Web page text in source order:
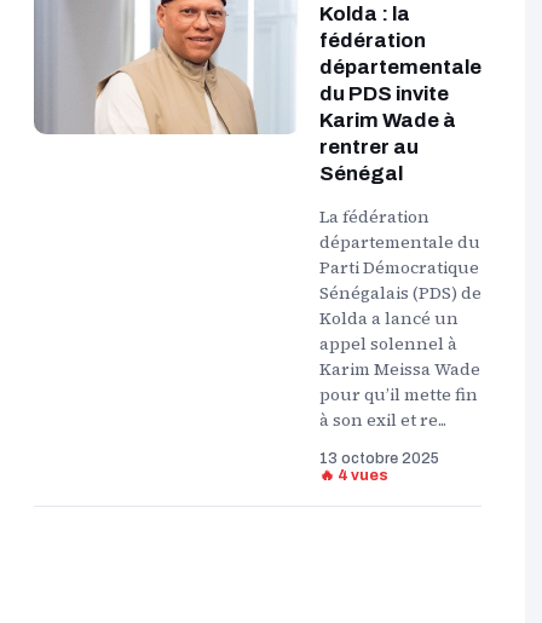
Kolda : la
fédération
départementale
du PDS invite
Karim Wade à
rentrer au
Sénégal
La fédération
départementale du
Parti Démocratique
Sénégalais (PDS) de
Kolda a lancé un
appel solennel à
Karim Meissa Wade
pour qu’il mette fin
à son exil et re...
13 octobre 2025
🔥 4 vues